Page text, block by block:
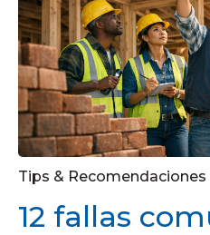
Tips & Recomendaciones
12 fallas